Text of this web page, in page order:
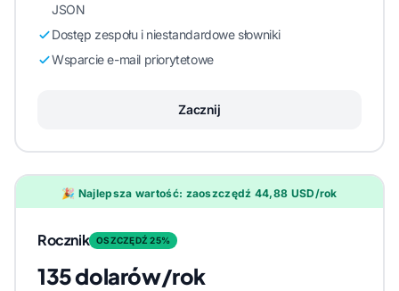
JSON
Dostęp zespołu i niestandardowe słowniki
Wsparcie e-mail priorytetowe
Zacznij
🎉 Najlepsza wartość: zaoszczędź 44,88 USD/rok
Rocznik OSZCZĘDŹ 25%
135 dolarów/rok